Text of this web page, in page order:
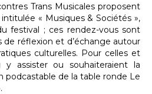
Trans Musicales proposent
« Musiques & Sociétés »,
festival ; ces rendez-vous sont
réflexion et d’échange autour
culturelles. Pour celles et
assister ou souhaiteraient la
podcastable de la table ronde Le